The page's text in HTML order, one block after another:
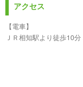
アクセス
【電車】
ＪＲ相知駅より徒歩10